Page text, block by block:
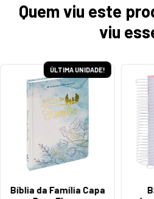
Quem viu este
viu
ÚLTIMA UNIDADE!
Bíblia da Família Capa